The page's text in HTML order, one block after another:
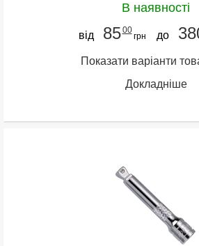
В наявності
від 8500
грн до
Показати варіанти
Докладніше